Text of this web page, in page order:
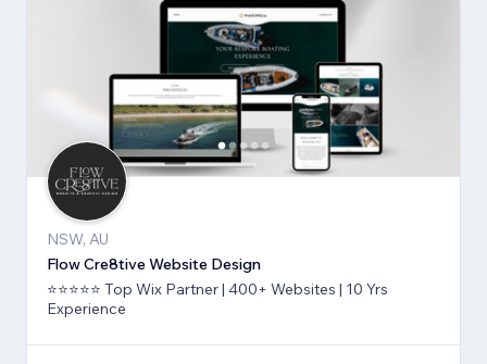
NSW, AU
Flow Cre8tive Website Design
⭐⭐⭐⭐⭐ Top Wix Partner | 400+ Websites | 10 Yrs
Experience